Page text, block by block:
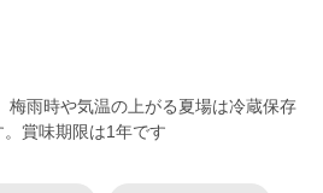
梅雨時や気温の上がる夏場は冷蔵保存
賞味期限は1年です